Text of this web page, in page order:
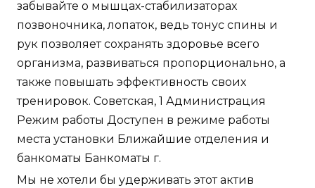
забывайте о мышцах-стабилизаторах
позвоночника, лопаток, ведь тонус спины и
рук позволяет сохранять здоровье всего
организма, развиваться пропорционально, а
также повышать эффективность своих
тренировок. Советская, 1 Администрация
Режим работы Доступен в режиме работы
места установки Ближайшие отделения и
банкоматы Банкоматы г.
Мы не хотели бы удерживать этот актив